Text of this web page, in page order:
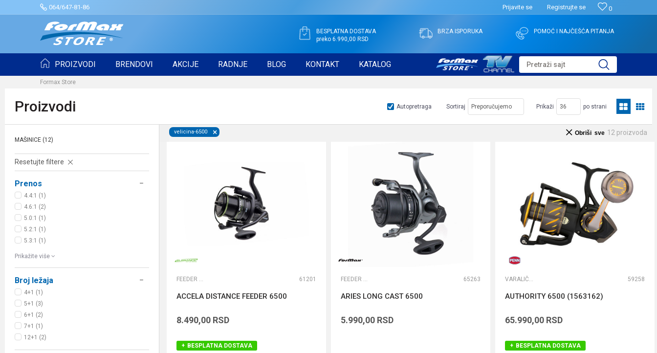
064/647-81-86 0
Prijavite se Registrujte se
BESPLATNA DOSTAVA
preko 6.990,00 RSD
BRZA ISPORUKA POMOĆ I NAJČEŠĆA PITANJA
PROIZVODI BRENDOVI AKCIJE RADNJE BLOG KONTAKT KATALOG Pretraži sajt
Formax Store
Proizvodi Autopretraga Sortiraj Prikaži po strani
MAŠINICE (12)
Resetujte filtere
Prenos
4.4:1 (1)
4.6:1 (2)
5.0:1 (1)
5.2:1 (1)
5.3:1 (1)
Prikažite više
Broj ležaja
4+1 (1)
5+1 (3)
6+1 (2)
7+1 (1)
12+1 (2)
velicina-6500 12 proizvoda
Obriši sve
FEEDER MAŠINICE 61201
ACCELA DISTANCE FEEDER 6500
8.490,00 RSD
BESPLATNA DOSTAVA
FEEDER MAŠINICE 65263
ARIES LONG CAST 6500
5.990,00 RSD
VARALIČARSKE MAŠINICE 59258
AUTHORITY 6500 (1563162)
65.990,00 RSD
BESPLATNA DOSTAVA